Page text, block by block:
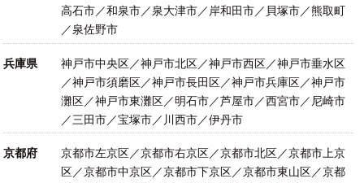
高石市／和泉市／泉大津市／岸和田市／貝塚市／熊取町
／泉佐野市
兵庫県
神戸市中央区／神戸市北区／神戸市西区／神戸市垂水区
／神戸市須磨区／神戸市長田区／神戸市兵庫区／神戸市
灘区／神戸市東灘区／明石市／芦屋市／西宮市／尼崎市
／三田市／宝塚市／川西市／伊丹市
京都府
京都市左京区／京都市右京区／京都市北区／京都市上京
区／京都市中京区／京都市下京区／京都市東山区／京都